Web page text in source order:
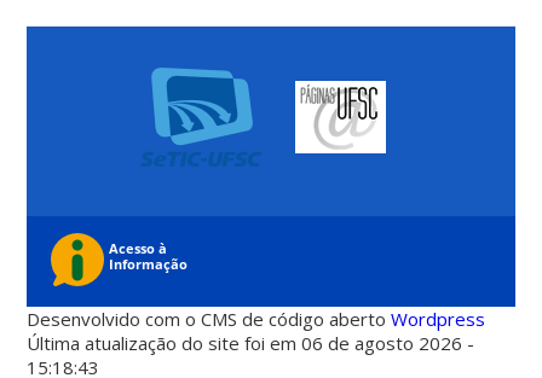
Desenvolvido com o CMS de código abertoWordpress
Última atualização do site foi em 06 de agosto 2026 -
15:18:43